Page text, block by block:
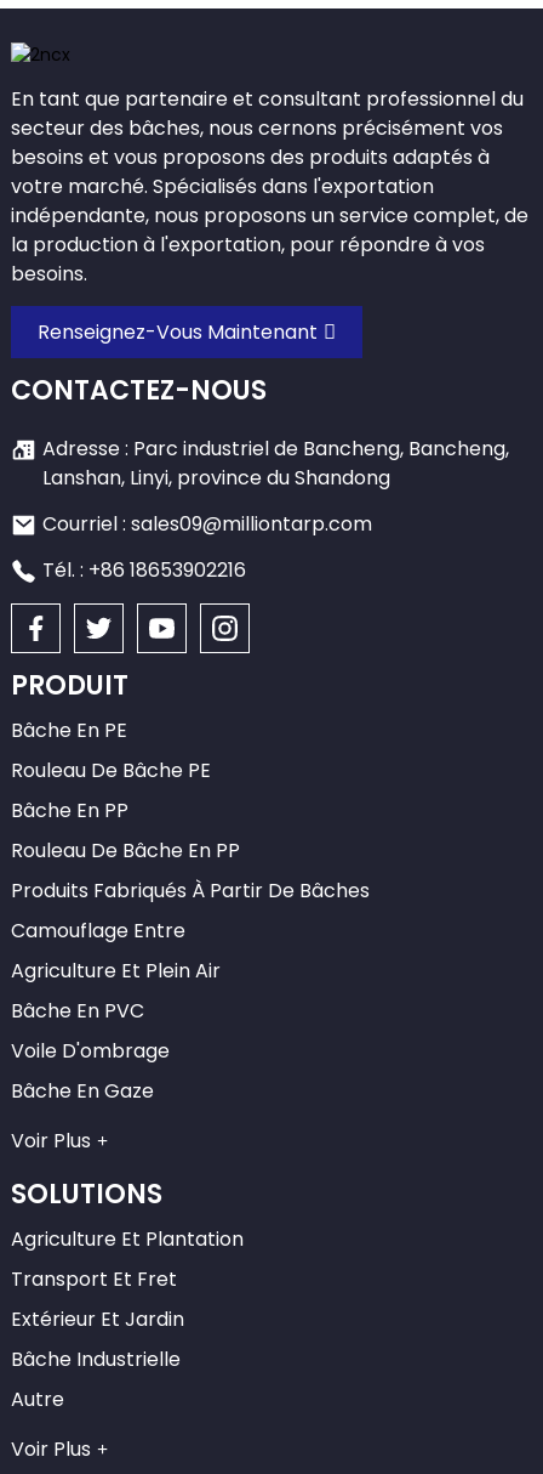
En tant que partenaire et consultant professionnel du
secteur des bâches, nous cernons précisément vos
besoins et vous proposons des produits adaptés à
votre marché. Spécialisés dans l'exportation
indépendante, nous proposons un service complet, de
la production à l'exportation, pour répondre à vos
besoins.
Renseignez-Vous Maintenant
CONTACTEZ-NOUS
Adresse : Parc industriel de Bancheng, Bancheng,
Lanshan, Linyi, province du Shandong
Courriel : sales09@milliontarp.com
Tél. : +86 18653902216
PRODUIT
Bâche En PE
Rouleau De Bâche PE
Bâche En PP
Rouleau De Bâche En PP
Produits Fabriqués À Partir De Bâches
Camouflage Entre
Agriculture Et Plein Air
Bâche En PVC
Voile D'ombrage
Bâche En Gaze
Voir Plus
SOLUTIONS
Agriculture Et Plantation
Transport Et Fret
Extérieur Et Jardin
Bâche Industrielle
Autre
Voir Plus